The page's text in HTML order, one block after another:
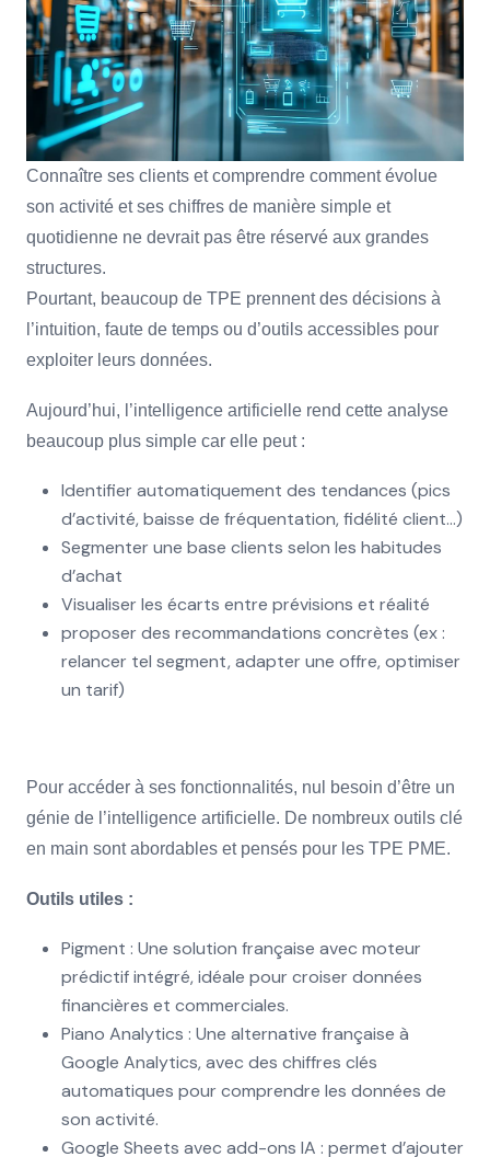
Connaître ses clients et comprendre comment évolue
son activité et ses chiffres de manière simple et
quotidienne ne devrait pas être réservé aux grandes
structures.
Pourtant, beaucoup de TPE prennent des décisions à
l’intuition, faute de temps ou d’outils accessibles pour
exploiter leurs données.
Aujourd’hui, l’intelligence artificielle rend cette analyse
beaucoup plus simple car elle peut :
Identifier automatiquement des tendances (pics
d’activité, baisse de fréquentation, fidélité client…)
Segmenter une base clients selon les habitudes
d’achat
Visualiser les écarts entre prévisions et réalité
proposer des recommandations concrètes (ex :
relancer tel segment, adapter une offre, optimiser
un tarif)
Pour accéder à ses fonctionnalités, nul besoin d’être un
génie de l’intelligence artificielle. De nombreux outils clé
en main sont abordables et pensés pour les TPE PME.
Outils utiles :
Pigment : Une solution française avec moteur
prédictif intégré, idéale pour croiser données
financières et commerciales.
Piano Analytics : Une alternative française à
Google Analytics, avec des chiffres clés
automatiques pour comprendre les données de
son activité.
Google Sheets avec add-ons IA : permet d’ajouter